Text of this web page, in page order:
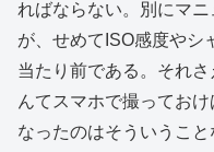
ればならない。別にマ
が、せめてISO感度やシ
当たり前である。それ
んてスマホで撮ってお
なったのはそういうこ